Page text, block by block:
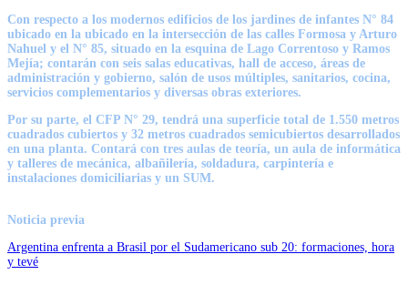
Con respecto a los modernos edificios de los jardines de infantes N° 84
ubicado en la ubicado en la intersección de las calles Formosa y Arturo
Nahuel y el N° 85, situado en la esquina de Lago Correntoso y Ramos
Mejía; contarán con seis salas educativas, hall de acceso, áreas de
administración y gobierno, salón de usos múltiples, sanitarios, cocina,
servicios complementarios y diversas obras exteriores.
Por su parte, el CFP N° 29, tendrá una superficie total de 1.550 metros
cuadrados cubiertos y 32 metros cuadrados semicubiertos desarrollados
en una planta. Contará con tres aulas de teoría, un aula de informática
y talleres de mecánica, albañilería, soldadura, carpintería e
instalaciones domiciliarias y un SUM.
Noticia previa
Argentina enfrenta a Brasil por el Sudamericano sub 20: formaciones, hora
y tevé